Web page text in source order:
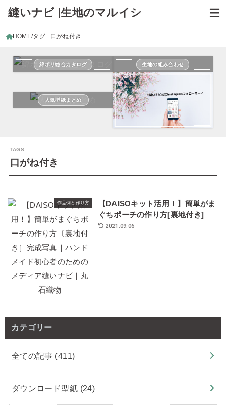
縫いナビ |生地のマルイシ
HOME タグ : 口がね付き
綿ポリ総合カタログ 生地の組み合わせ
人気型紙まとめ
口がね付き
作品例と作り方
【DAISOキット活用！】簡単がま
ぐちポーチの作り方[裏地付き]
2021.09.06
カテゴリー
全ての記事 (411)
ダウンロード型紙 (24)